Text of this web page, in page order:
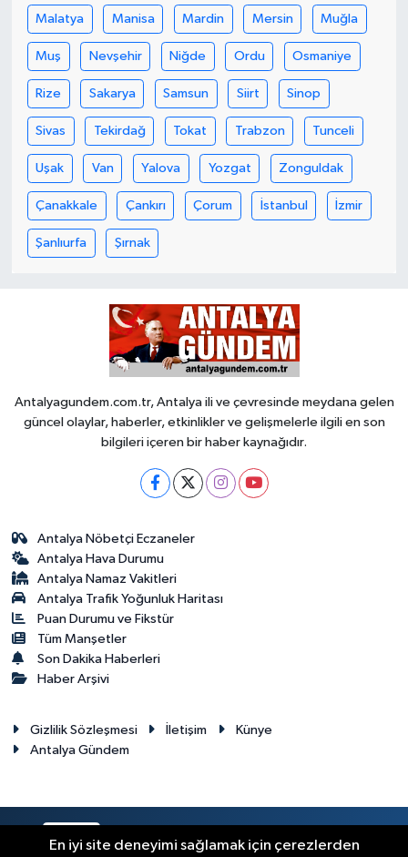
Malatya Manisa Mardin Mersin Muğla
Muş Nevşehir Niğde Ordu Osmaniye
Rize Sakarya Samsun Siirt Sinop
Sivas Tekirdağ Tokat Trabzon Tunceli
Uşak Van Yalova Yozgat Zonguldak
Çanakkale Çankırı Çorum İstanbul İzmir
Şanlıurfa Şırnak
Antalyagundem.com.tr, Antalya ili ve çevresinde meydana gelen
güncel olaylar, haberler, etkinlikler ve gelişmelerle ilgili en son
bilgileri içeren bir haber kaynağıdır.
Antalya Nöbetçi Eczaneler
Antalya Hava Durumu
Antalya Namaz Vakitleri
Antalya Trafik Yoğunluk Haritası
Puan Durumu ve Fikstür
Tüm Manşetler
Son Dakika Haberleri
Haber Arşivi
Gizlilik Sözleşmesi İletişim
Künye
Antalya Gündem
En iyi site deneyimi sağlamak için çerezlerden